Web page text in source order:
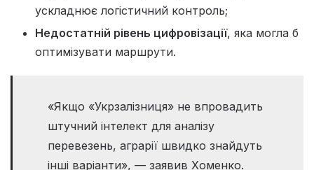
ускладнює логістичний контроль;
Недостатній рівень цифровізації, яка могла б
оптимізувати маршрути.
«Якщо «Укрзалізниця» не впровадить
штучний інтелект для аналізу
перевезень, аграрії швидко знайдуть
інші варіанти», — заявив Хоменко.